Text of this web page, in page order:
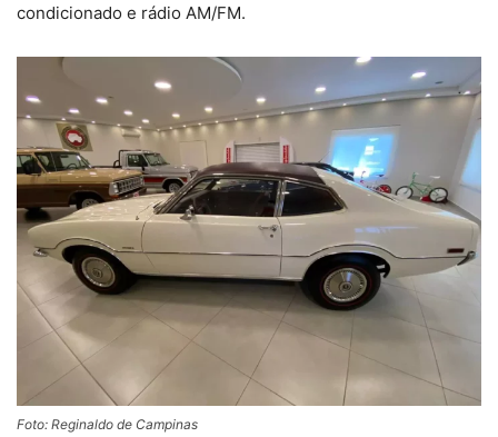
condicionado e rádio AM/FM.
Foto: Reginaldo de Campinas